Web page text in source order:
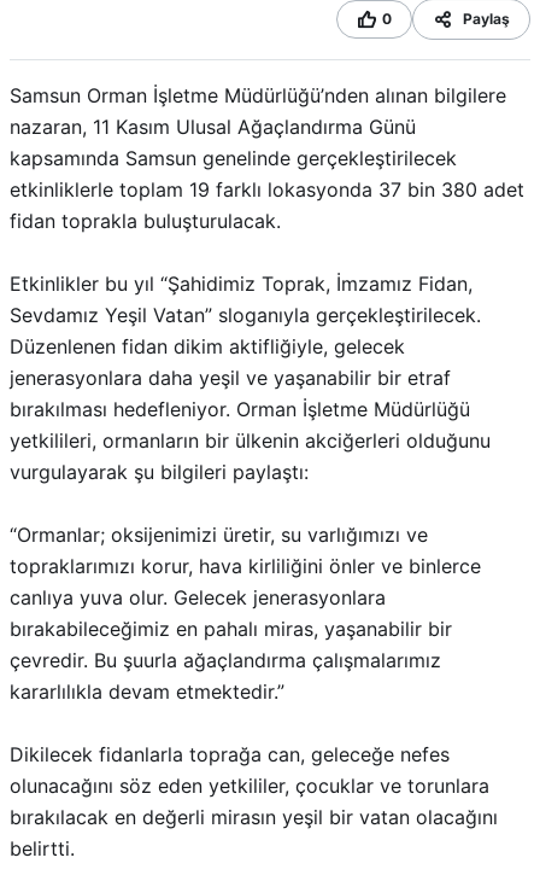
0 Paylaş
Samsun Orman İşletme Müdürlüğü’nden alınan bilgilere
nazaran, 11 Kasım Ulusal Ağaçlandırma Günü
kapsamında Samsun genelinde gerçekleştirilecek
etkinliklerle toplam 19 farklı lokasyonda 37 bin 380 adet
fidan toprakla buluşturulacak.
Etkinlikler bu yıl “Şahidimiz Toprak, İmzamız Fidan,
Sevdamız Yeşil Vatan” sloganıyla gerçekleştirilecek.
Düzenlenen fidan dikim aktifliğiyle, gelecek
jenerasyonlara daha yeşil ve yaşanabilir bir etraf
bırakılması hedefleniyor. Orman İşletme Müdürlüğü
yetkilileri, ormanların bir ülkenin akciğerleri olduğunu
vurgulayarak şu bilgileri paylaştı:
“Ormanlar; oksijenimizi üretir, su varlığımızı ve
topraklarımızı korur, hava kirliliğini önler ve binlerce
canlıya yuva olur. Gelecek jenerasyonlara
bırakabileceğimiz en pahalı miras, yaşanabilir bir
çevredir. Bu şuurla ağaçlandırma çalışmalarımız
kararlılıkla devam etmektedir.”
Dikilecek fidanlarla toprağa can, geleceğe nefes
olunacağını söz eden yetkililer, çocuklar ve torunlara
bırakılacak en değerli mirasın yeşil bir vatan olacağını
belirtti.